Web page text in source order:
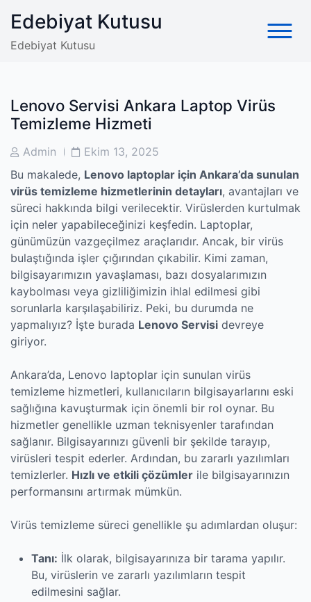
content
Edebiyat Kutusu
Edebiyat Kutusu
Lenovo Servisi Ankara Laptop Virüs
Temizleme Hizmeti
PostAdmin
PostEkim 13, 2025
Bu makalede, Lenovo laptoplar için Ankara’da sunulan
virüs temizleme hizmetlerinin detayları, avantajları ve
süreci hakkında bilgi verilecektir. Virüslerden kurtulmak
için neler yapabileceğinizi keşfedin. Laptoplar,
günümüzün vazgeçilmez araçlarıdır. Ancak, bir virüs
bulaştığında işler çığırından çıkabilir. Kimi zaman,
bilgisayarımızın yavaşlaması, bazı dosyalarımızın
kaybolması veya gizliliğimizin ihlal edilmesi gibi
sorunlarla karşılaşabiliriz. Peki, bu durumda ne
yapmalıyız? İşte burada Lenovo Servisi devreye
giriyor.
Ankara’da, Lenovo laptoplar için sunulan virüs
temizleme hizmetleri, kullanıcıların bilgisayarlarını eski
sağlığına kavuşturmak için önemli bir rol oynar. Bu
hizmetler genellikle uzman teknisyenler tarafından
sağlanır. Bilgisayarınızı güvenli bir şekilde tarayıp,
virüsleri tespit ederler. Ardından, bu zararlı yazılımları
temizlerler. Hızlı ve etkili çözümler ile bilgisayarınızın
performansını artırmak mümkün.
Virüs temizleme süreci genellikle şu adımlardan oluşur:
Tanı: İlk olarak, bilgisayarınıza bir tarama yapılır.
Bu, virüslerin ve zararlı yazılımların tespit
edilmesini sağlar.